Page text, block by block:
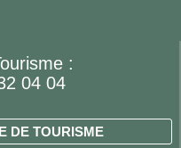
:
04 04
DE TOURISME